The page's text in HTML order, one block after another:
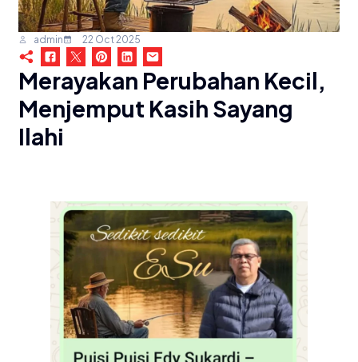
admin 22 Oct 2025
Merayakan Perubahan Kecil,
Menjemput Kasih Sayang
Ilahi